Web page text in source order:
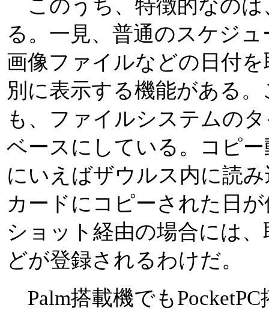
このうち、特徴的なのは
る。一見、普通のスケジ
画像ファイルなどの日付
別に表示する機能がある
も、ファイルシステムの
ベースにしている。コピ
にいえばザウルス内に読
カードにコピーされた日
ショット経由の場合には
どが登録されるわけだ。
Palm搭載機でも